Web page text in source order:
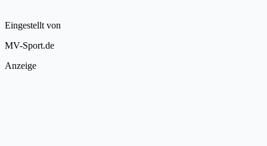
Eingestellt von
MV-Sport.de
Anzeige